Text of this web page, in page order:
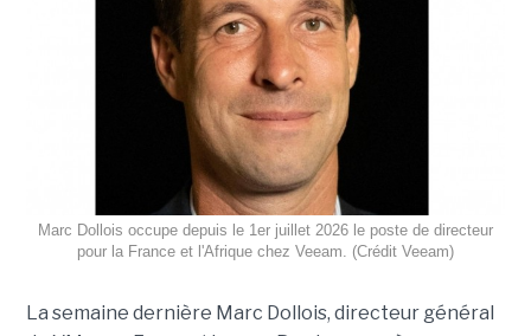
Marc Dollois occupe depuis le 1er juillet 2026 le poste de directeur
pour la France et l'Afrique chez Veeam. (Crédit Veeam)
La semaine dernière Marc Dollois, directeur général